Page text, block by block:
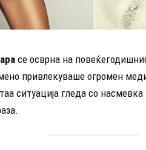
се осврна на
привлекуваше огромен
ситуација гледа со